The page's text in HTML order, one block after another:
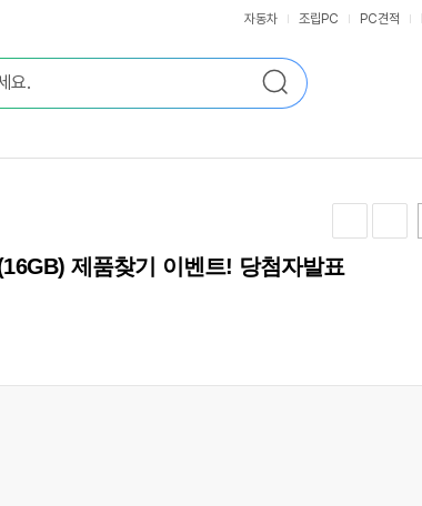
자동차 조립PC PC견적
제품찾기 이벤트! 당첨자발표